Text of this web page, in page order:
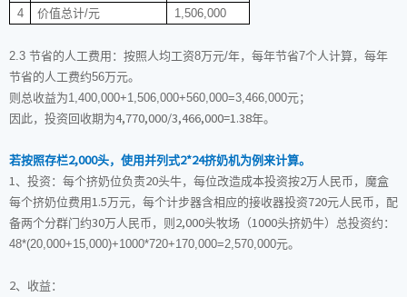
4
价值总计/元 1,506,000
2.3 节省的人工费用：按照人均工资8万元/年，每年节省7个人计算，每年
节省的人工费约56万元。
则总收益为1,400,000+1,506,000+560,000=3,466,000元；
因此，投资回收期为4,770,000/3,466,000=1.38年。
若按照存栏2,000头，使用并列式2*24挤奶机为例来计算。
1 、投资：每个挤奶位负责20头牛，每位改造成本投资按2万人民币，魔盒
每个挤奶位费用 1.5万元，每个计步器含相应的接收器投资720元人民币，配
备两个分群门约30万人民币，则 2,000头牧场（1000头挤奶牛）总投资约：
48*(20,000+15,000)+1000*720+170,000=2,570,000元。
2、收益：